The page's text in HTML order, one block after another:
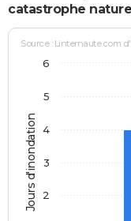
catastrophe
Jours d'inondation
Source : Linternaute.com
2
3
4
5
6